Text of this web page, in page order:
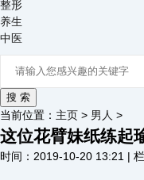
整形
养生
中医
当前位置： 主页 > 男人 >
这位花臂妹纸练起
时间：2019-10-20 13:21 | 栏